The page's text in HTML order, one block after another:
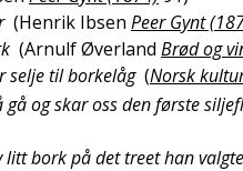
(Henrik Ibsen Peer Gynt
(Arnulf Øverland Brød og
selje til borkelåg (Norsk
og skar oss den første
bork på det treet han